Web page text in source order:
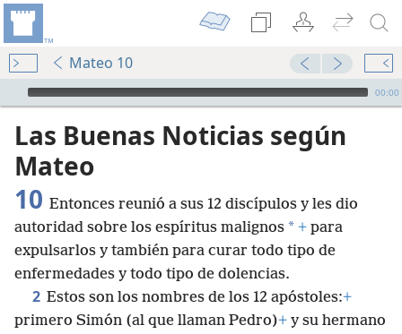
Mateo 10
Audio Player
00:00
Las Buenas Noticias según
Mateo
10 Entonces reunió a sus 12 discípulos y les dio
autoridad sobre los espíritus malignos * + para
expulsarlos y también para curar todo tipo de
enfermedades y todo tipo de dolencias.
2 Estos son los nombres de los 12 apóstoles:+
primero Simón (al que llaman Pedro)+ y su hermano